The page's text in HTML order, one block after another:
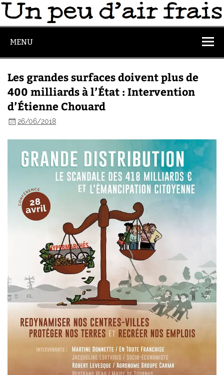
MENU
Les grandes surfaces doivent plus de
400 milliards à l’État : Intervention
d’Étienne Chouard
26/06/2018